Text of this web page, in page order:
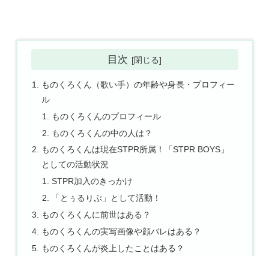
目次
ものくろくん（歌い手）の年齢や身長・プロフィー
ル
ものくろくんのプロフィール
ものくろくんの中の人は？
ものくろくんは現在STPR所属！「STPR BOYS」
としての活動状況
STPR加入のきっかけ
「とぅるりぷ」として活動！
ものくろくんに前世はある？
ものくろくんの実写画像や顔バレはある？
ものくろくんが炎上したことはある？